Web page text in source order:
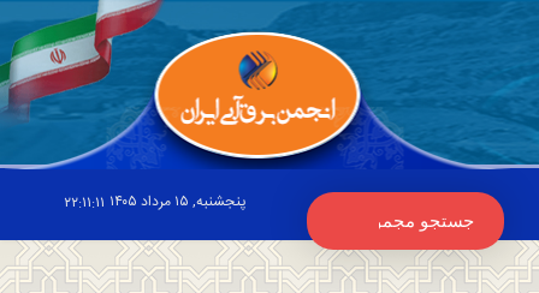
۲۲:۱۱:۱۱ پنجشنبه, ۱۵ مرداد ۱۴۰۵